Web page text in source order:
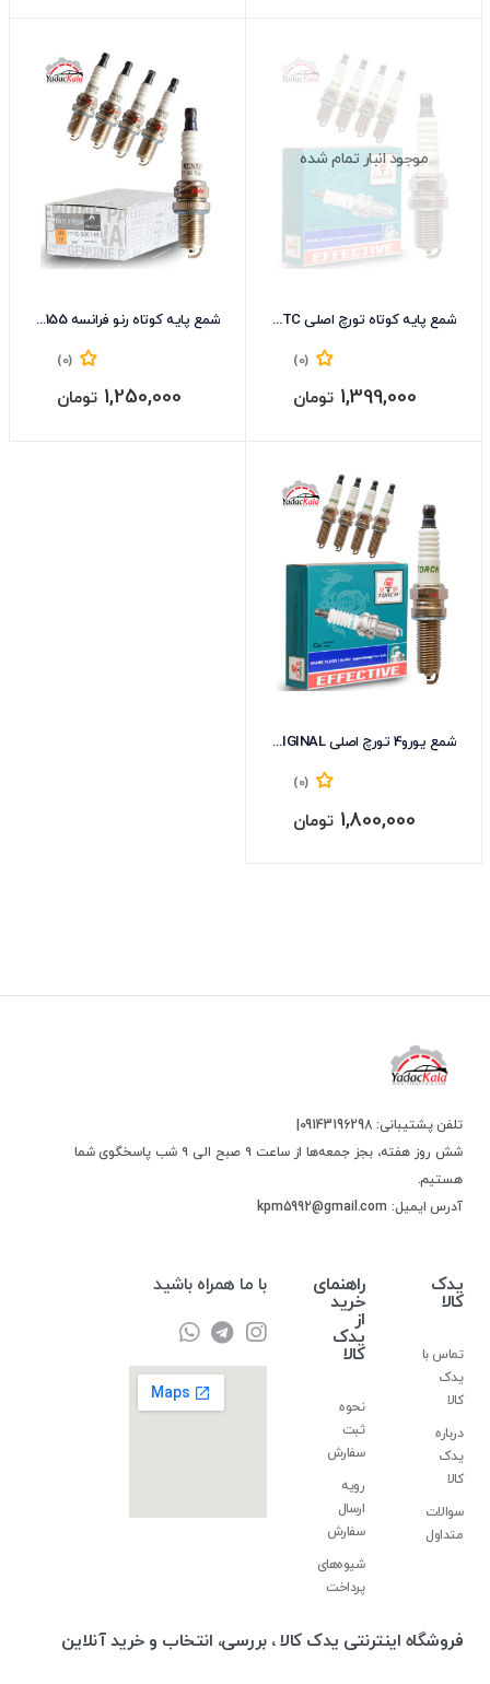
موجود انبار تمام شده
شمع پایه کوتاه تورچ اصلی K6RTC
(0)
1,399,000 تومان
شمع پایه کوتاه رنو فرانسه RENAULT-7700500155
(0)
1,250,000 تومان
شمع یورو4 تورچ اصلی KDK7RTC-ORIGINAL
(0)
1,800,000 تومان
تلفن پشتیبانی: 09143196298|
شش روز هفته، بجز جمعه‌ها از ساعت ۹ صبح الی ۹ شب پاسخگوی شما
هستیم.
آدرس ایمیل: kpm5992@gmail.com
یدک
کالا
تماس با
یدک
کالا
درباره
یدک
کالا
سوالات
متداول
راهنمای
خرید
از
یدک
کالا
نحوه
ثبت
سفارش
رویه
ارسال
سفارش
شیوه‌های
پرداخت
با ما همراه باشید
فروشگاه اینترنتی یدک کالا ، بررسی، انتخاب و خرید آنلاین